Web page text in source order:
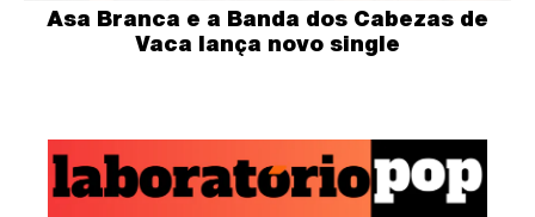
Asa Branca e a Banda dos Cabezas de
Vaca lança novo single